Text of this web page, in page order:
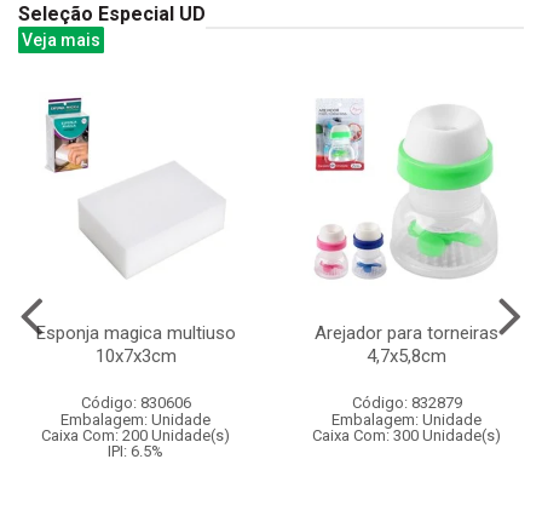
Seleção Especial UD
Veja mais
Esponja magica multiuso
10x7x3cm
Código: 830606
Embalagem: Unidade
Caixa Com: 200 Unidade(s)
IPI: 6.5%
Arejador para torneiras
4,7x5,8cm
Código: 832879
Embalagem: Unidade
Caixa Com: 300 Unidade(s)